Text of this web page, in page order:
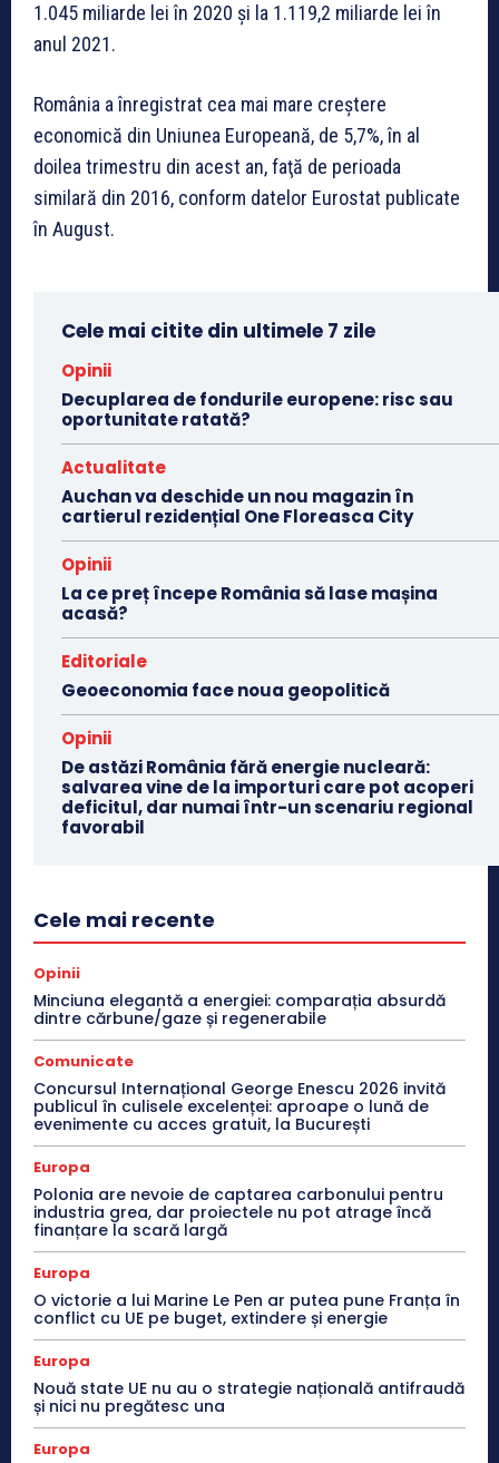
1.045 miliarde lei în 2020 şi la 1.119,2 miliarde lei în
anul 2021.
România a înregistrat cea mai mare creştere
economică din Uniunea Europeană, de 5,7%, în al
doilea trimestru din acest an, faţă de perioada
similară din 2016, conform datelor Eurostat publicate
în August.
Cele mai citite din ultimele 7 zile
Opinii
Decuplarea de fondurile europene: risc sau
oportunitate ratată?
Actualitate
Auchan va deschide un nou magazin în
cartierul rezidențial One Floreasca City
Opinii
La ce preț începe România să lase mașina
acasă?
Editoriale
Geoeconomia face noua geopolitică
Opinii
De astăzi România fără energie nucleară:
salvarea vine de la importuri care pot acoperi
deficitul, dar numai într-un scenariu regional
favorabil
Cele mai recente
Opinii
Minciuna elegantă a energiei: comparația absurdă
dintre cărbune/gaze și regenerabile
Comunicate
Concursul Internațional George Enescu 2026 invită
publicul în culisele excelenței: aproape o lună de
evenimente cu acces gratuit, la București
Europa
Polonia are nevoie de captarea carbonului pentru
industria grea, dar proiectele nu pot atrage încă
finanțare la scară largă
Europa
O victorie a lui Marine Le Pen ar putea pune Franța în
conflict cu UE pe buget, extindere și energie
Europa
Nouă state UE nu au o strategie națională antifraudă
și nici nu pregătesc una
Europa